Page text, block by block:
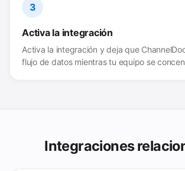
3
Activa la integración
Activa la integración y deja que
flujo de datos mientras tu equipo se
Integraciones